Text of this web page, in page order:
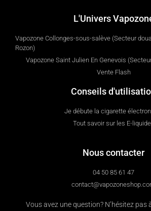
L'Univers
Vapozone Collonges-sous-salève (Secteur
Rozon)
Vapozone Saint Julien En Genevois
Vente Flash
Conseils
Je débute la cigarette
Tout savoir sur les E-
Nous contacter
04 50 85 61 47
Vous avez une question? N’hésitez